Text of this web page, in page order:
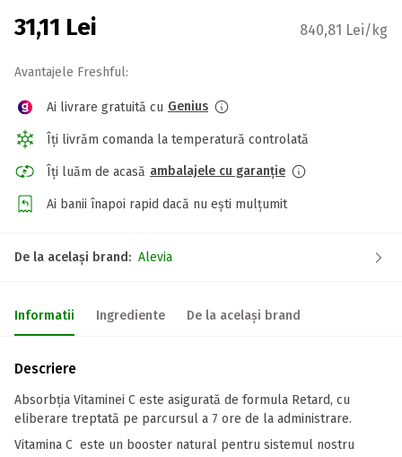
31,11 Lei 840,81 Lei/kg
Avantajele Freshful:
Ai livrare gratuită cu Genius
Îți livrăm comanda la temperatură controlată
Îți luăm de acasă ambalajele cu garanție
Ai banii înapoi rapid dacă nu ești mulțumit
De la același brand: Alevia
Informatii Ingrediente De la același brand
Descriere
Absorbţia Vitaminei C este asigurată de formula Retard, cu
eliberare treptată pe parcursul a 7 ore de la administrare.
Vitamina C este un booster natural pentru sistemul nostru